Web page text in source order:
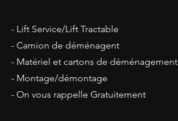
- Lift Service/Lift Tractable
- Camion de déménagent
- Matériel et cartons de déménagement
- Montage/démontage
- On vous rappelle Gratuitement